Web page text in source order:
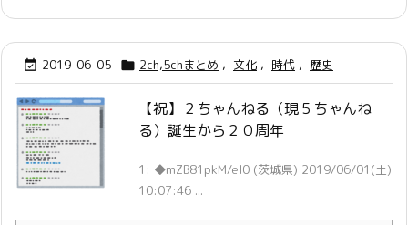
 2019-06-05  2ch,5chまとめ , 文化 , 時代 , 歴史
【祝】２ちゃんねる（現５ちゃんね
る）誕生から２０周年
1: ◆mZB81pkM/el0 (茨城県) 2019/06/01(土)
10:07:46 ...